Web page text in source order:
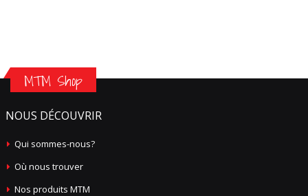
MTM Shop
NOUS DÉCOUVRIR
Qui sommes-nous?
Où nous trouver
Nos produits MTM